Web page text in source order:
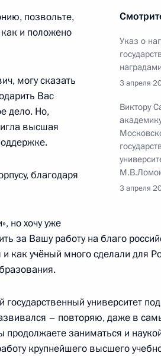
Ново-Огарёво
Ново-Огарёво
области Андреем
Указ о
наградами
3 апреля
Виктору
3 апреля
позвольте,
и положено
могу сказать
Вас
дело. Но,
высшая
благодаря
но хочу уже
за Вашу работу на благо
как учёный много сделали для
университет
– повторяю, даже в
продолжаете заниматься и
крупнейшего высшего